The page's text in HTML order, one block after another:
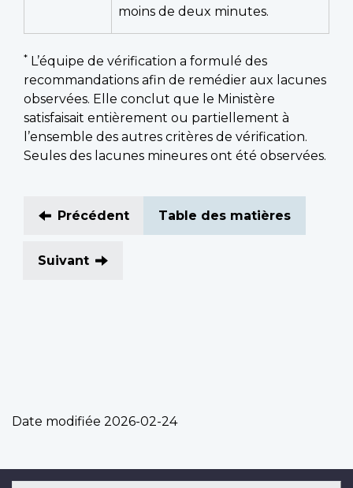
moins de deux minutes.
* L’équipe de vérification a formulé des
recommandations afin de remédier aux lacunes
observées. Elle conclut que le Ministère
satisfaisait entièrement ou partiellement à
l’ensemble des autres critères de vérification.
Seules des lacunes mineures ont été observées.
Précédent Table des matières
Suivant
Date modifiée 2026-02-24